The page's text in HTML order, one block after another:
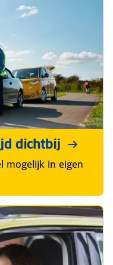
dichtbij
mogelijk in eigen